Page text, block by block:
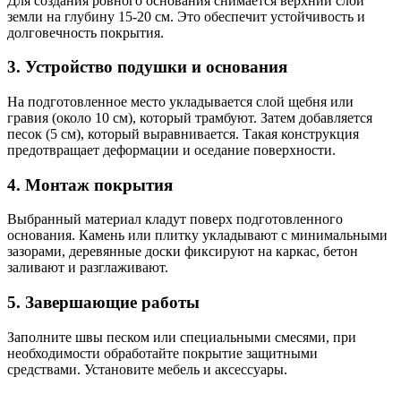
земли на глубину 15-20 см. Это обеспечит устойчивость и
долговечность покрытия.
3. Устройство подушки и основания
На подготовленное место укладывается слой щебня или
гравия (около 10 см), который трамбуют. Затем добавляется
песок (5 см), который выравнивается. Такая конструкция
предотвращает деформации и оседание поверхности.
4. Монтаж покрытия
Выбранный материал кладут поверх подготовленного
основания. Камень или плитку укладывают с минимальными
зазорами, деревянные доски фиксируют на каркас, бетон
заливают и разглаживают.
5. Завершающие работы
Заполните швы песком или специальными смесями, при
необходимости обработайте покрытие защитными
средствами. Установите мебель и аксессуары.